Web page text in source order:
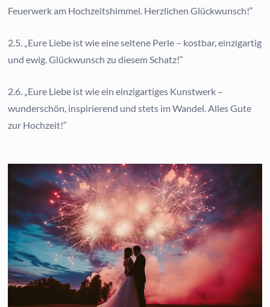
Feuerwerk am Hochzeitshimmel. Herzlichen Glückwunsch!“
2.5. „Eure Liebe ist wie eine seltene Perle – kostbar, einzigartig
und ewig. Glückwunsch zu diesem Schatz!“
2.6. „Eure Liebe ist wie ein einzigartiges Kunstwerk –
wunderschön, inspirierend und stets im Wandel. Alles Gute
zur Hochzeit!“